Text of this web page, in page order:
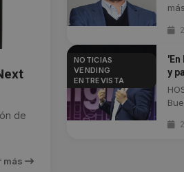
de
más
NOTICIAS
VENDING
ENTREVISTA
y